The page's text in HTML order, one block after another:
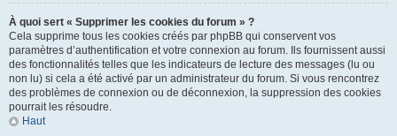
À quoi sert « Supprimer les cookies du forum » ?
Cela supprime tous les cookies créés par phpBB qui conservent vos
paramètres d’authentification et votre connexion au forum. Ils fournissent aussi
des fonctionnalités telles que les indicateurs de lecture des messages (lu ou
non lu) si cela a été activé par un administrateur du forum. Si vous rencontrez
des problèmes de connexion ou de déconnexion, la suppression des cookies
pourrait les résoudre.
Haut